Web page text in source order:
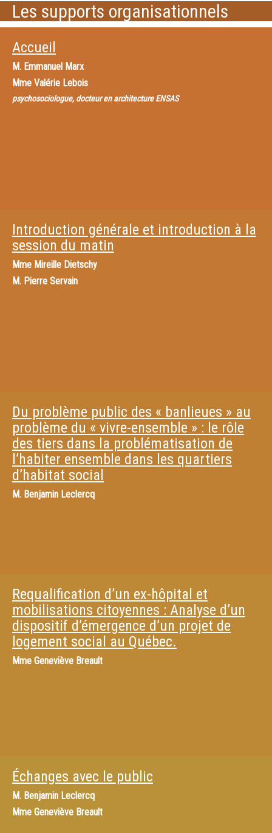
Les supports organisationnels
Accueil
M. Emmanuel Marx
Mme Valérie Lebois
psychosociologue, docteur en architecture ENSAS
Introduction générale et introduction à la
session du matin
Mme Mireille Dietschy
M. Pierre Servain
Du problème public des « banlieues » au
problème du « vivre-ensemble » : le rôle
des tiers dans la problématisation de
l’habiter ensemble dans les quartiers
d’habitat social
M. Benjamin Leclercq
Requalification d’un ex-hôpital et
mobilisations citoyennes : Analyse d’un
dispositif d’émergence d’un projet de
logement social au Québec.
Mme Geneviève Breault
Échanges avec le public
M. Benjamin Leclercq
Mme Geneviève Breault